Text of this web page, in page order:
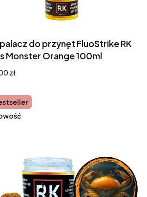
do przynęt FluoStrike RK
Monster Orange 100ml
zł